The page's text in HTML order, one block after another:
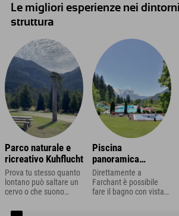
Le migliori esperienze nei
struttura
Parco naturale e
ricreativo Kuhflucht
Prova tu stesso quanto
lontano può saltare un
cervo o che suono
un albero! Riesci a
Piscina
panoramica
Farchant
Direttamente a
Farchant è possibile
fare il bagno con vista